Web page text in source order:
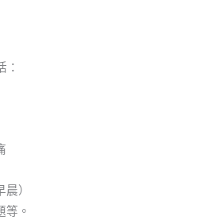
：
）
等。